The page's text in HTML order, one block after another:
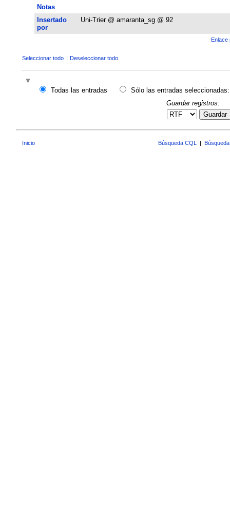
Notas
Insertado
por
Uni-Trier @ amaranta_sg @ 92
Enlace
Seleccionar todo Deseleccionar todo
Todas las entradas
Sólo las entradas seleccionadas:
Guardar registros:
Guardar
Inicio Búsqueda CQL